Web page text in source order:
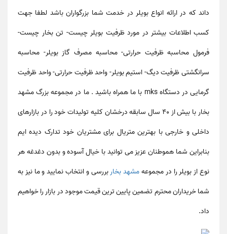
داند که در ارائه انواعبویلر در خدمت شما بزرگواران باشد لطفا جهت
کسب اطلاعات بیشتر در موردظرفیت بویلر چیست- تن بخار چیست-
فرمول محاسبه ظرفیت حرارتی- محاسبه مصرف گاز بویلر- محاسبه
سرانگشتی ظرفیت دیگ- استیم بویلر- واحد ظرفیت حرارتی- واحد ظرفیت
گرمایی در دستگاهmks با ما همراه باشید . ما در مجموعه بزرگ مشهد
بخار با بیش از 40 سال سابقه درخشان کلیه تولیدات خود را در بازارهای
داخلی و خارجی با بهترین متریال برای مشتریان خود تدارک دیده ایم
بنابراین شما هموطنان عزیز می توانید با خیال آسوده و بدون دغدغه هر
نوع ازبویلررا در مجموعهمشهد بخاربررسی و انتخاب نمایید و ما نیز به
شما خریداران محترم تضمین پایین ترین قیمت موجود در بازار را خواهیم
داد.